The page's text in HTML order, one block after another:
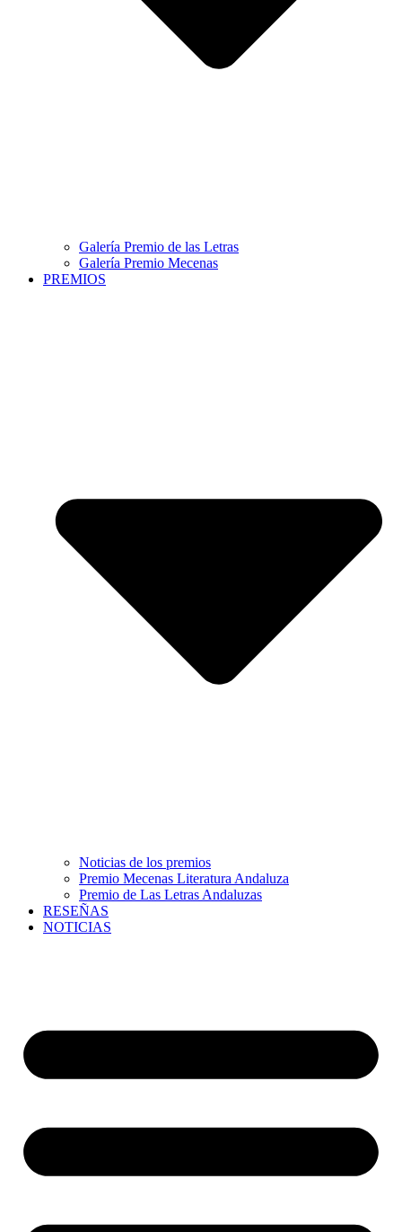
Galería Premio de las Letras
Galería Premio Mecenas
PREMIOS
Noticias de los premios
Premio Mecenas Literatura Andaluza
Premio de Las Letras Andaluzas
RESEÑAS
NOTICIAS